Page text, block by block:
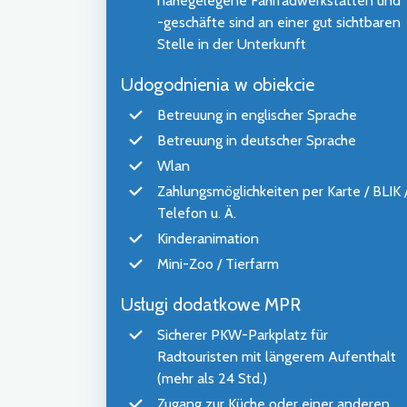
-geschäfte sind an einer gut sichtbaren
Stelle in der Unterkunft
Udogodnienia w obiekcie
Betreuung in englischer Sprache
Betreuung in deutscher Sprache
Wlan
Zahlungsmöglichkeiten per Karte / BLIK
Telefon u. Ä.
Kinderanimation
Mini-Zoo / Tierfarm
Usługi dodatkowe MPR
Sicherer PKW-Parkplatz für
Radtouristen mit längerem Aufenthalt
(mehr als 24 Std.)